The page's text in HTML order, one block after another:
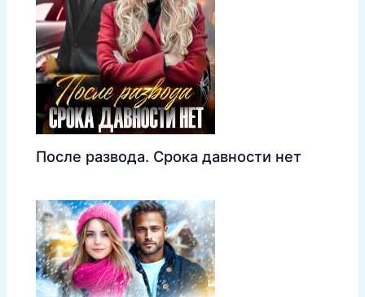
После развода. Срока давности нет